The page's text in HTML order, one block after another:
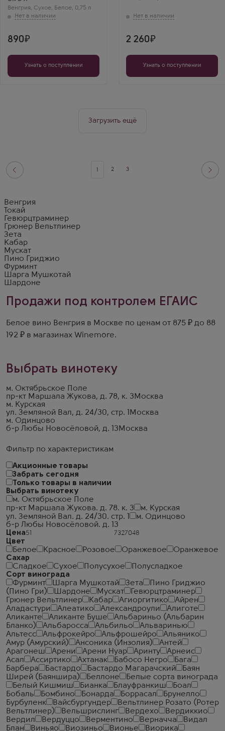
Фильтр по характеристикам
Акционные товары
Забрать сегодня
Только товары в наличии
Выбрать винотеку
м. Октябрьское Поле
пр-кт Маршала Жукова. д. 78. к. 3
м. Курская
ул. Земляной Вал. д. 24/30. стр. 1
м. Одинцово
б-р Любы Новосёловой. д. 13
Цена
Цвет
Белое
Красное Розовое Оранжевое
Оранжевое
Сахар
Сладкое
Сухое Полусухое
Полусладкое
Сорт винограда
Фурминт
Шарга Мушкотай Зета
Пино Гриджио
(Пино Гри)
Шардоне Мускат
Гевюрцтраминер
Грюнер Вельтлинер
Кабар Агиоргитико
Айрен
Аладастури
Алеатико Александроули
Алиготе
Аликанте
Аликанте Буше
Альбариньо (Альбарин
Бланко)
Альбаросса Альбильо
Альваринью
Альтесс
Альфрокейро Альфрошейро
Альянико
Амур (Амурский)
Ансоника (Инзолия)
Антей
Арагонеш
Арени Арени Нуар Аринту
Арнеис
Асал
Ассиртико Ахтанак Бабосо Негро
Бага
Барбера
Бастардо Бастардо Магарачский
Баян
Ширей (Баяншира)
Беллоне
Белые сорта винограда
Белый Кишмиш
Бианка Блауфранкиш
Боал
Бобаль
Бомбино Бонарда Боррасал
Брунелло
Бурбуленк
Вайсбургундер
Вельтлинер Розато (Ротер
Вельтлинер)
Вельшрислинг Вердехо
Вердиккио
Вердил
Вердуццо Верментино Верначча
Видал
Блан
Виньяо Виозиньо Вионье
Виорика
Венгрия, Сухое, Белое, 0,75 л
890
Узнать о поступлении
Токай
2 260
Узнать о поступлении
Загрузить ещё
2 3
Венгрия
Токай
Гевюрцтраминер
Грюнер Вельтлинер
Зета
Кабар
Мускат
Пино Гриджио
Фурминт
Шарга Мушкотай
Шардоне
Продажи под контролем ЕГАИС
Белое вино Венгрия в Москве по ценам от 875 ₽ до 88
192 ₽ в магазинах Winemore.
Выбрать винотеку
м. Октябрьское Поле
пр-кт Маршала Жукова, д. 78, к. 3 Москва
м. Курская
ул. Земляной Вал, д. 24/30, стр. 1
Москва
м. Одинцово
б-р Любы Новосёловой, д. 13 Москва